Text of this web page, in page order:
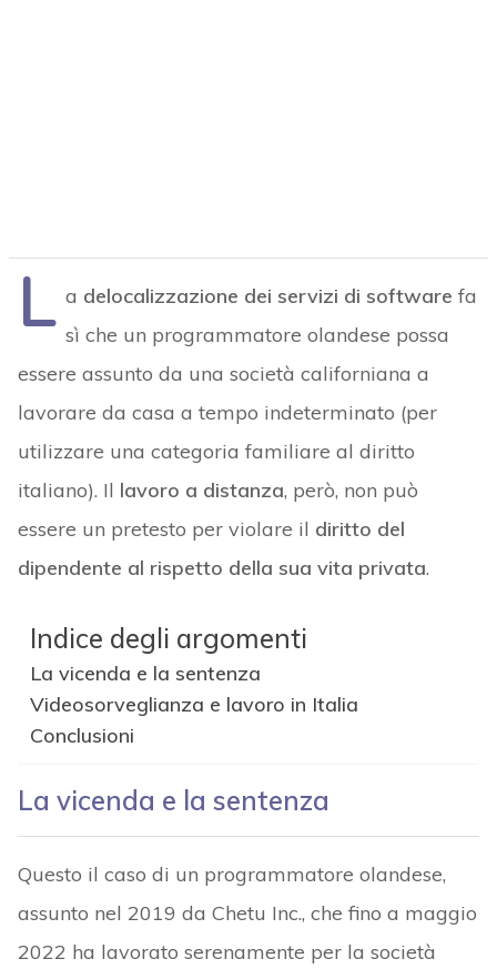
L a delocalizzazione dei servizi di software fa
sì che un programmatore olandese possa
essere assunto da una società californiana a
lavorare da casa a tempo indeterminato (per
utilizzare una categoria familiare al diritto
italiano). Il lavoro a distanza, però, non può
essere un pretesto per violare il diritto del
dipendente al rispetto della sua vita privata.
Indice degli argomenti
La vicenda e la sentenza
Videosorveglianza e lavoro in Italia
Conclusioni
La vicenda e la sentenza
Questo il caso di un programmatore olandese,
assunto nel 2019 da Chetu Inc., che fino a maggio
2022 ha lavorato serenamente per la società